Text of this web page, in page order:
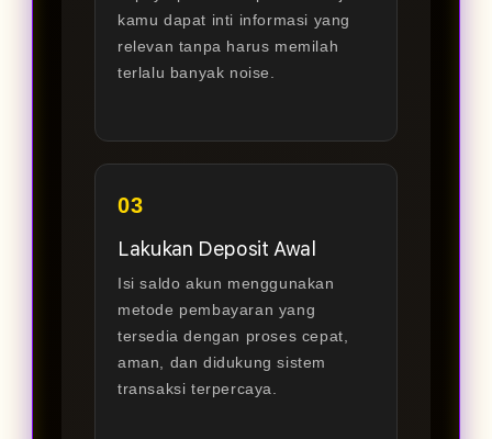
kamu dapat inti informasi yang
relevan tanpa harus memilah
terlalu banyak noise.
03
Lakukan Deposit Awal
Isi saldo akun menggunakan
metode pembayaran yang
tersedia dengan proses cepat,
aman, dan didukung sistem
transaksi terpercaya.